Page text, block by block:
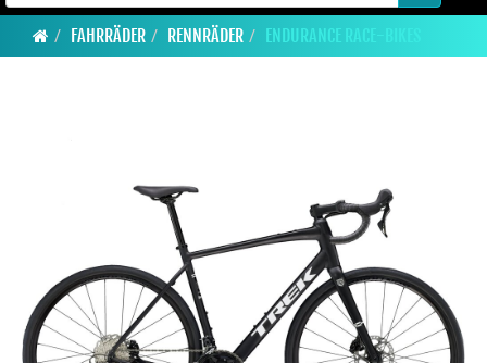
FAHRRÄDER RENNRÄDER ENDURANCE RACE-BIKES